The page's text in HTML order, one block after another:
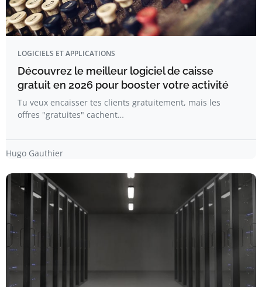
LOGICIELS ET APPLICATIONS
Découvrez le meilleur logiciel de caisse
gratuit en 2026 pour booster votre activité
Tu veux encaisser tes clients gratuitement, mais les
offres "gratuites" cachent…
Hugo Gauthier